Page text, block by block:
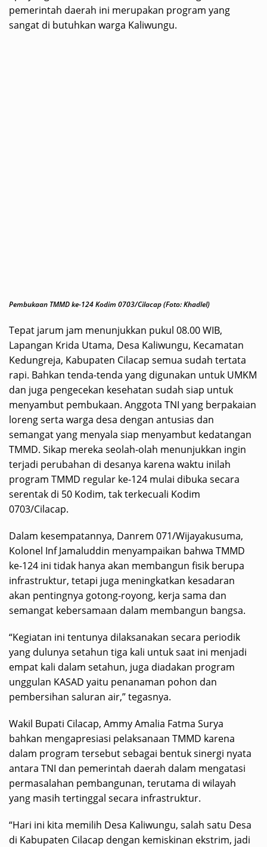
pemerintah daerah ini merupakan program yang
sangat di butuhkan warga Kaliwungu.
Pembukaan TMMD ke-124 Kodim 0703/Cilacap (Foto: Khadlel)
Tepat jarum jam menunjukkan pukul 08.00 WIB,
Lapangan Krida Utama, Desa Kaliwungu, Kecamatan
Kedungreja, Kabupaten Cilacap semua sudah tertata
rapi. Bahkan tenda-tenda yang digunakan untuk UMKM
dan juga pengecekan kesehatan sudah siap untuk
menyambut pembukaan. Anggota TNI yang berpakaian
loreng serta warga desa dengan antusias dan
semangat yang menyala siap menyambut kedatangan
TMMD. Sikap mereka seolah-olah menunjukkan ingin
terjadi perubahan di desanya karena waktu inilah
program TMMD regular ke-124 mulai dibuka secara
serentak di 50 Kodim, tak terkecuali Kodim
0703/Cilacap.
Dalam kesempatannya, Danrem 071/Wijayakusuma,
Kolonel Inf Jamaluddin menyampaikan bahwa TMMD
ke-124 ini tidak hanya akan membangun fisik berupa
infrastruktur, tetapi juga meningkatkan kesadaran
akan pentingnya gotong-royong, kerja sama dan
semangat kebersamaan dalam membangun bangsa.
“Kegiatan ini tentunya dilaksanakan secara periodik
yang dulunya setahun tiga kali untuk saat ini menjadi
empat kali dalam setahun, juga diadakan program
unggulan KASAD yaitu penanaman pohon dan
pembersihan saluran air,” tegasnya.
Wakil Bupati Cilacap, Ammy Amalia Fatma Surya
bahkan mengapresiasi pelaksanaan TMMD karena
dalam program tersebut sebagai bentuk sinergi nyata
antara TNI dan pemerintah daerah dalam mengatasi
permasalahan pembangunan, terutama di wilayah
yang masih tertinggal secara infrastruktur.
“Hari ini kita memilih Desa Kaliwungu, salah satu Desa
di Kabupaten Cilacap dengan kemiskinan ekstrim, jadi